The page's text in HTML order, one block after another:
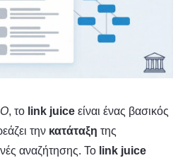
, το link juice είναι ένας βασικός
την κατάταξη της
αναζήτησης. Το link juice